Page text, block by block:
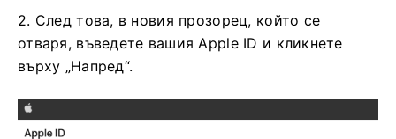
2. След това, в новия прозорец, който се
отваря, въведете вашия Apple ID и кликнете
върху „Напред“.